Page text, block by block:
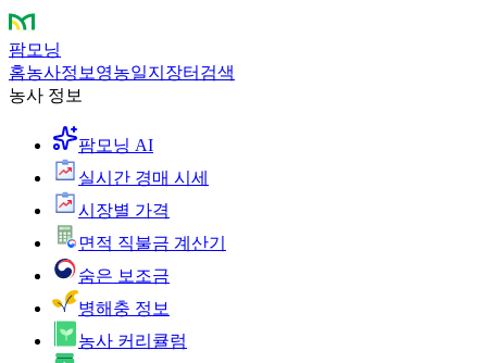
팜모닝
홈농사정보 영농일지 장터 검색
농사 정보
팜모닝 AI
실시간 경매 시세
시장별 가격
면적 직불금 계산기
숨은 보조금
병해충 정보
농사 커리큘럼